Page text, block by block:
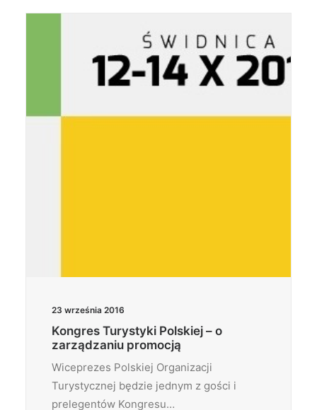
23 września 2016
Kongres Turystyki Polskiej – o
zarządzaniu promocją
Wiceprezes Polskiej Organizacji
Turystycznej będzie jednym z gości i
prelegentów Kongresu…